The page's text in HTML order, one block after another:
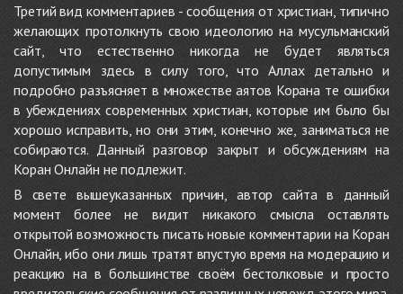
Третий вид комментариев - сообщения от христиан, типично
желающих протолкнуть свою идеологию на мусульманский
сайт, что естественно никогда не будет являться
допустимым здесь в силу того, что Аллах детально и
подробно разъясняет в множестве аятов Корана те ошибки
в убеждениях современных христиан, которые им было бы
хорошо исправить, но они этим, конечно же, заниматься не
собираются. Данный разговор закрыт и обсуждениям на
Коран Онлайн не подлежит.
В свете вышеуказанных причин, автор сайта в данный
момент более не видит никакого смысла оставлять
открытой возможность писать новые комментарии на Коран
Онлайн, ибо они лишь тратят впустую время на модерацию и
реакцию на в большинстве своём бестолковые и просто